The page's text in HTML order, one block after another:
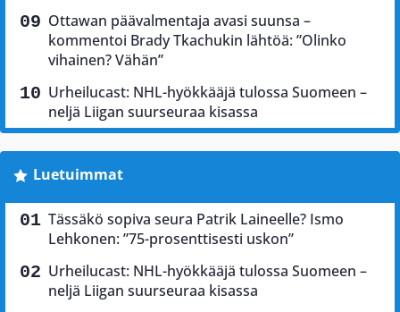
Ottawan päävalmentaja avasi suunsa –
kommentoi Brady Tkachukin lähtöä: ”Olinko
vihainen? Vähän”
Urheilucast: NHL-hyökkääjä tulossa Suomeen –
neljä Liigan suurseuraa kisassa
Luetuimmat
Tässäkö sopiva seura Patrik Laineelle? Ismo
Lehkonen: ”75-prosenttisesti uskon”
Urheilucast: NHL-hyökkääjä tulossa Suomeen –
neljä Liigan suurseuraa kisassa